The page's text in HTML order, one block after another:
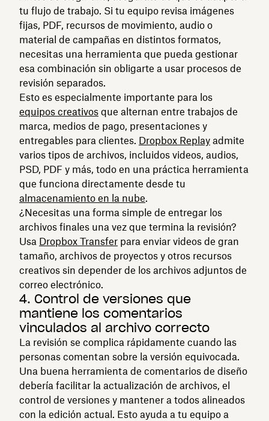
tu flujo de trabajo. Si tu equipo revisa imágenes
fijas, PDF, recursos de movimiento, audio o
material de campañas en distintos formatos,
necesitas una herramienta que pueda gestionar
esa combinación sin obligarte a usar procesos de
revisión separados.
Esto es especialmente importante para los
equipos creativos que alternan entre trabajos de
marca, medios de pago, presentaciones y
entregables para clientes. Dropbox Replay admite
varios tipos de archivos, incluidos videos, audios,
PSD, PDF y más, todo en una práctica herramienta
que funciona directamente desde tu
almacenamiento en la nube.
¿Necesitas una forma simple de entregar los
archivos finales una vez que termina la revisión?
Usa Dropbox Transfer para enviar videos de gran
tamaño, archivos de proyectos y otros recursos
creativos sin depender de los archivos adjuntos de
correo electrónico.
4. Control de versiones que
mantiene los comentarios
vinculados al archivo correcto
La revisión se complica rápidamente cuando las
personas comentan sobre la versión equivocada.
Una buena herramienta de comentarios de diseño
debería facilitar la actualización de archivos, el
control de versiones y mantener a todos alineados
con la edición actual. Esto ayuda a tu equipo a